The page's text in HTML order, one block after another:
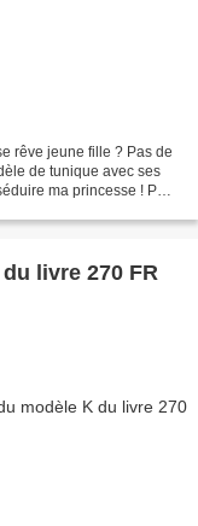
rêve jeune fille ? Pas de
de tunique avec ses
ma princesse ! Pas
livre 270 FR